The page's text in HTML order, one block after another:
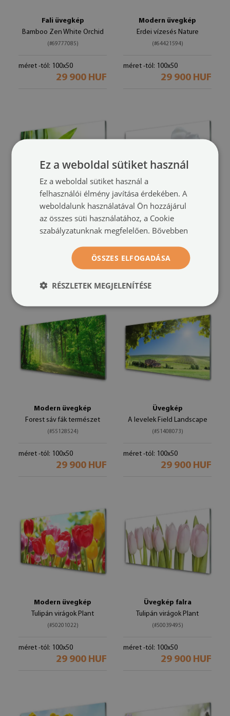
Fali üvegkép
Bamboo Zen White Orchid
(#69777085)
méret -tól: 100x50
29 900 HUF
Modern üvegkép
Erdei vízesés Nature
(#64421594)
méret -tól: 100x50
29 900 HUF
Üvegfotó
Bamboo Leaf Nature Plant
méret -tól: 100x50
29 900 HUF
Üvegkép
Orchidea Virág Art
méret -tól: 100x50
29 900 HUF
Modern üvegkép
Forest sáv fák természet
(#55128524)
méret -tól: 100x50
29 900 HUF
Üvegkép
A levelek Field Landscape
(#51408073)
méret -tól: 100x50
29 900 HUF
Modern üvegkép
Tulipán virágok Plant
(#50201022)
méret -tól: 100x50
29 900 HUF
Üvegkép falra
Tulipán virágok Plant
(#50039495)
méret -tól: 100x50
29 900 HUF
Ez a weboldal sütiket használ
Ez a weboldal sütiket használ a
felhasználói élmény javítása érdekében. A
weboldalunk használatával Ön hozzájárul
az összes süti használatához, a Cookie
szabályzatunknak megfelelően. Bővebben
ÖSSZES ELFOGADÁSA
RÉSZLETEK MEGJELENÍTÉSE